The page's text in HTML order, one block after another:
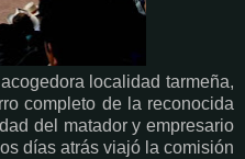
localidad tarmeña,
completo de la reconocida
del matador y empresario
días atrás viajó la comisión